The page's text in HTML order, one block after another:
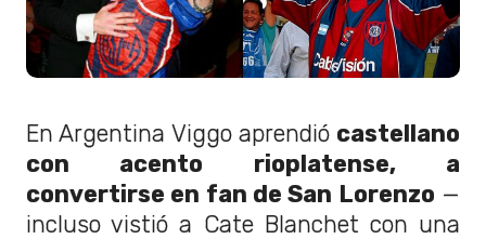
En Argentina Viggo aprendió castellano
con acento rioplatense, a
convertirse en fan de San Lorenzo —
incluso vistió a Cate Blanchet con una